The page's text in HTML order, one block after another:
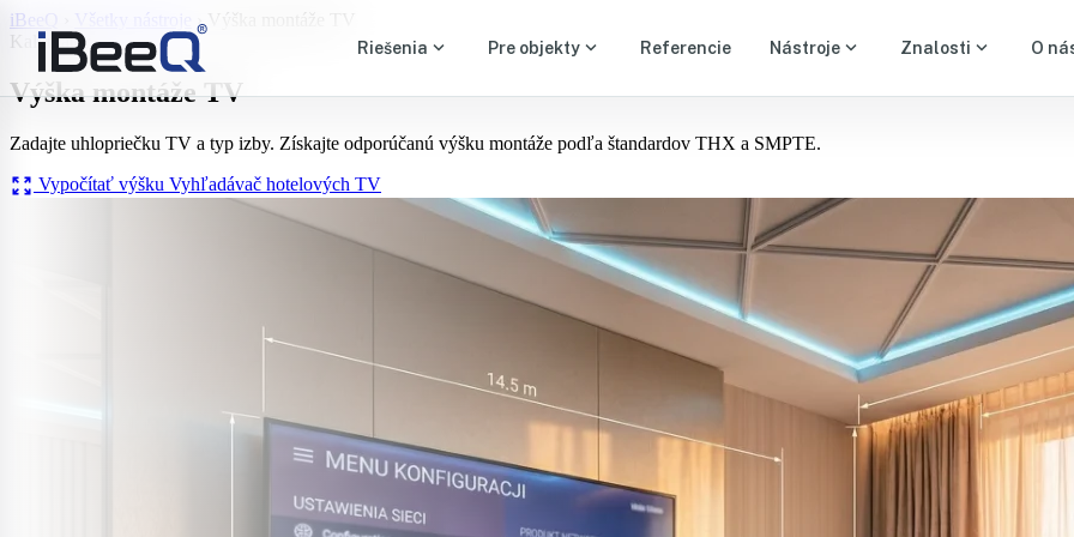
Riešenia expand_more Pre objektyexpand_more Referencie Nástrojeexpand_more Znalosti expand_more O
iBeeQ ›
Kalkulátor
Výškamontáže TV
Zadajte uhlopriečku TV a typ izby. Získajte odporúčanú výšku montáže podľa štandardov THX a SMPTE.
zoom_out_map Vypočítať výšku Vyhľadávač hotelových TV